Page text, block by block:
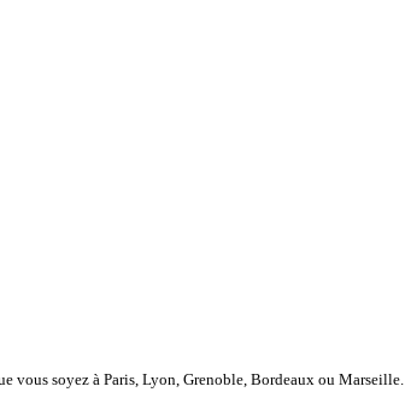
vous soyez à Paris, Lyon, Grenoble, Bordeaux ou Marseille.